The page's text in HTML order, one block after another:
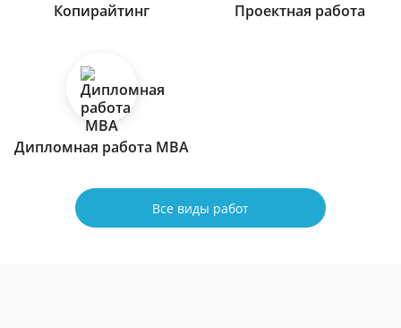
Копирайтинг Проектная работа
Дипломная работа МВА
Все виды работ